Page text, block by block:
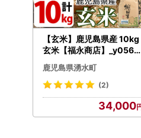
【玄米】鹿児島県産 10kg
玄米【福永商店】_y056-R
7A
鹿児島県湧水町
(2)
34,000